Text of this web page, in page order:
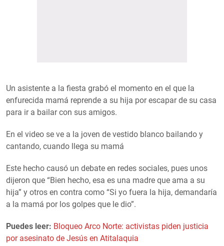
Un asistente a la fiesta grabó el momento en el que la
enfurecida mamá reprende a su hija por escapar de su casa
para ir a bailar con sus amigos.
En el video se ve a la joven de vestido blanco bailando y
cantando, cuando llega su mamá
Este hecho causó un debate en redes sociales, pues unos
dijeron que “Bien hecho, esa es una madre que ama a su
hija” y otros en contra como “Si yo fuera la hija, demandaría
a la mamá por los golpes que le dio”.
Puedes leer: Bloqueo Arco Norte: activistas piden justicia
por asesinato de Jesús en Atitalaquia